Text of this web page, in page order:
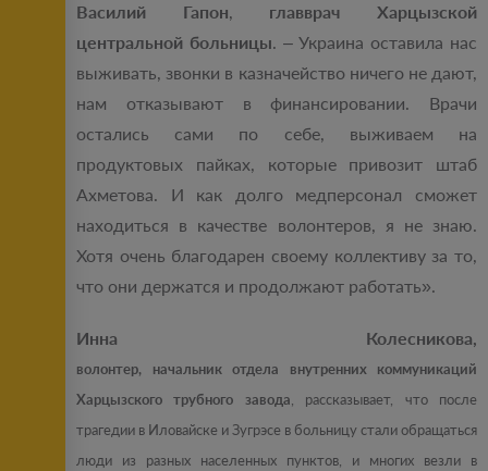
Василий Гапон, главврач Харцызской
центральной больницы. – Украина оставила нас
выживать, звонки в казначейство ничего не дают,
нам отказывают в финансировании. Врачи
остались сами по себе, выживаем на
продуктовых пайках, которые привозит штаб
Ахметова. И как долго медперсонал сможет
находиться в качестве волонтеров, я не знаю.
Хотя очень благодарен своему коллективу за то,
что они держатся и продолжают работать».
Инна Колесникова,
волонтер, начальник отдела внутренних коммуникаций
Харцызского трубного завода, рассказывает, что после
трагедии в Иловайске и Зугрэсе в больницу стали обращаться
люди из разных населенных пунктов, и многих везли в